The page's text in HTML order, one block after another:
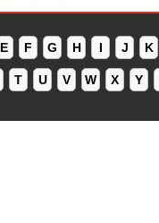
E F G H I J K
T U V W X Y